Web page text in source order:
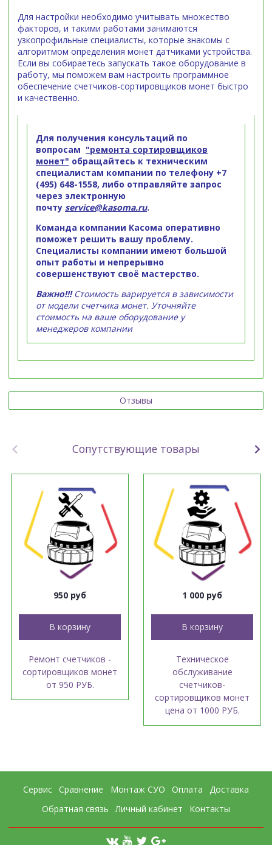
Для настройки необходимо учитывать множество
факторов, и такими работами занимаются
узкопрофильные специалисты, которые знакомы с
алгоритмом определения монет датчиками устройства.
Если вы собираетесь запускать такое оборудование в
работу, мы поможем вам настроить программное
обеспечение счетчиков-сортировщиков монет быстро
и качественно.
Для получения консультаций по
вопросам "ремонта сортировщиков
монет" обращайтесь к техническим
специалистам компании по телефону +7
(495) 648-1558, либо отправляйте запрос
через электронную
почту service@kasoma.ru.
Команда компании Касома оперативно
поможет решить вашу проблему.
Специалисты компании имеют большой
опыт работы и непрерывно
совершенствуют своё мастерство.
Важно!!!Стоимость варируется в зависимости
от модели счетчика монет. Уточняйте
стоимость на ваше оборудование у
менеджеров компании
Отзывы
Сопутствующие товары
950 руб
В корзину
Ремонт счетчиков -
сортировщиков монет
от 950 РУБ.
1 000 руб
В корзину
Техническое
обслуживание
счетчиков-
сортировщиков монет
цена от 1000 РУБ.
Сервис Сравнение Монтаж СУО Оплата
Доставка
Обратная связь
Личный кабинет Контакты